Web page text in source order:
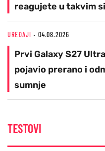
reagujete u takvim
UREĐAJI 04.08.2026
Prvi Galaxy S27
pojavio prerano i
sumnje
TESTOVI